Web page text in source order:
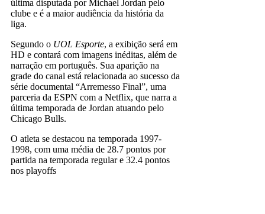
última disputada por Michael Jordan pelo
clube e é a maior audiência da história da
liga.
Segundo o UOL Esporte, a exibição será em
HD e contará com imagens inéditas, além de
narração em português. Sua aparição na
grade do canal está relacionada ao sucesso da
série documental “Arremesso Final”, uma
parceria da ESPN com a Netflix, que narra a
última temporada de Jordan atuando pelo
Chicago Bulls.
O atleta se destacou na temporada 1997-
1998, com uma média de 28.7 pontos por
partida na temporada regular e 32.4 pontos
nos playoffs